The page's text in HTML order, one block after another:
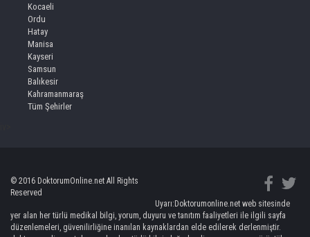
Kocaeli
Ordu
Hatay
Manisa
Kayseri
Samsun
Balıkesir
Kahramanmaraş
Tüm Şehirler
© 2016 DoktorumOnline.net All Rights
Reserved
Uyarı:Doktorumonline.net web sitesinde
yer alan her türlü medikal bilgi, yorum, duyuru ve tanıtım faaliyetleri ile ilgili sayfa
düzenlemeleri, güvenilirliğine inanılan kaynaklardan elde edilerek derlenmiştir.